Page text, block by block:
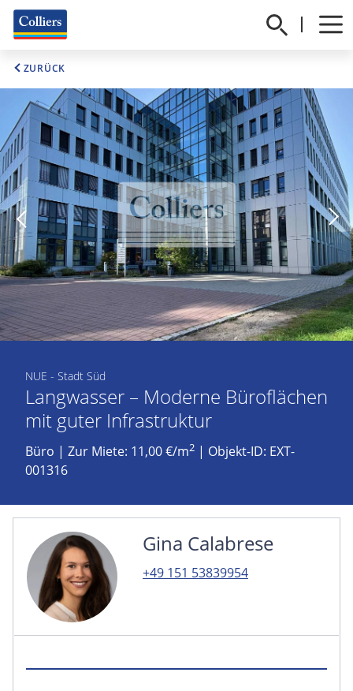
ZURÜCK
NUE - Stadt Süd
Langwasser – Moderne Büroflächen
mit guter Infrastruktur
Büro | Zur Miete: 11,00 €/m2 | Objekt-ID: EXT-
001316
Gina Calabrese
+49 151 53839954